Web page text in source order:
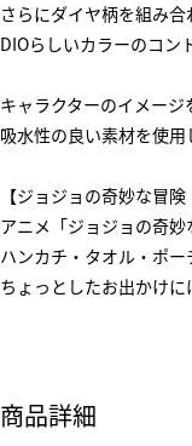
さらにダイヤ柄を組み合
DIOらしいカラーのコン
キャラクターのイメージ
吸水性の良い素材を使用
【ジョジョの奇妙な冒
アニメ「ジョジョの奇
ハンカチ・タオル・ポ
ちょっとしたお出かけに
商品詳細